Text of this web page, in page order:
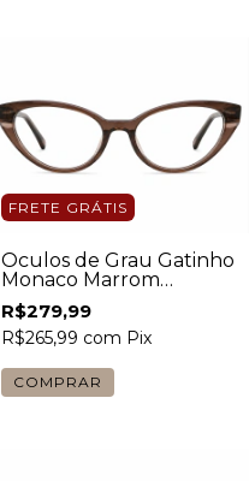
FRETE GRÁTIS
Óculos de Grau Gatinho
Monaco Marrom
Feminino
R$279,99
R$265,99 com Pix